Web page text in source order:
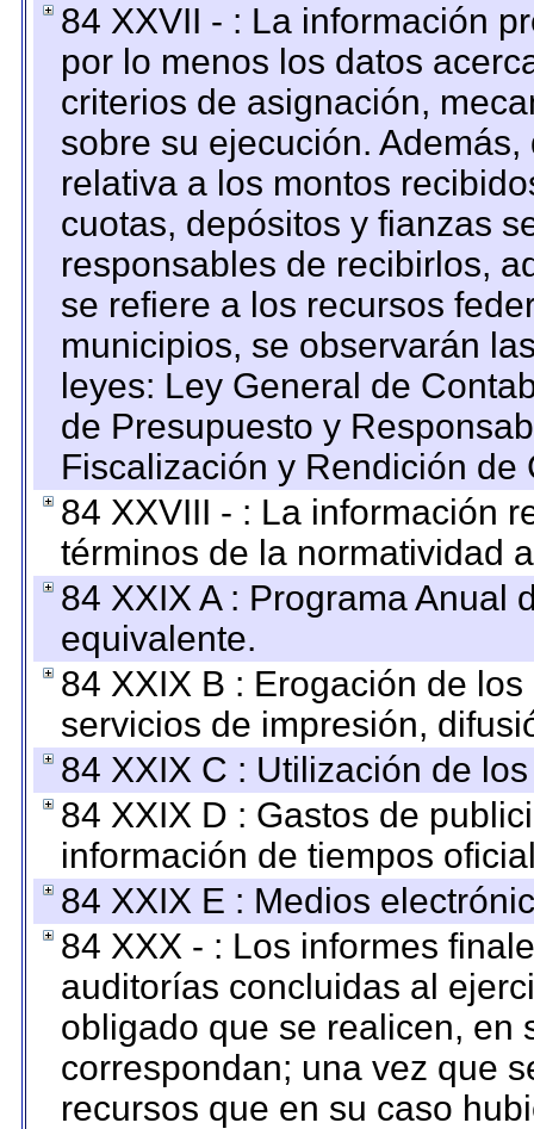
84 XXVII - : La información
por lo menos los datos
criterios de asignación,
sobre su ejecución.
relativa a los montos
cuotas, depósitos y fianzas
responsables de recibirlos,
se refiere a los recursos
municipios, se observarán
leyes: Ley General de
de Presupuesto y
Fiscalización y Rendición
84 XXVIII - : La información
términos de la normatividad
84 XXIX A : Programa Anual
equivalente.
84 XXIX B : Erogación de
servicios de impresión,
84 XXIX C : Utilización de
84 XXIX D : Gastos de
información de tiempos
84 XXIX E : Medios
84 XXX - : Los informes
auditorías concluidas al
obligado que se realicen, en
correspondan; una vez que
recursos que en su caso